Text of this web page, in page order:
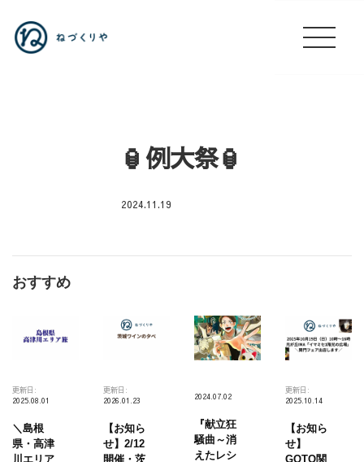
🏮例大祭🏮
2024.11.19
店
休
おすすめ
更新日:
2025.08.01
＼島根
県・高津
川エリア
更新日:
2026.01.23
【お知ら
せ】2/12
開催・茨
2024.07.02
『献立狂
騒曲～消
えたレシ
更新日:
2025.10.14
【お知ら
せ】
GOTO関